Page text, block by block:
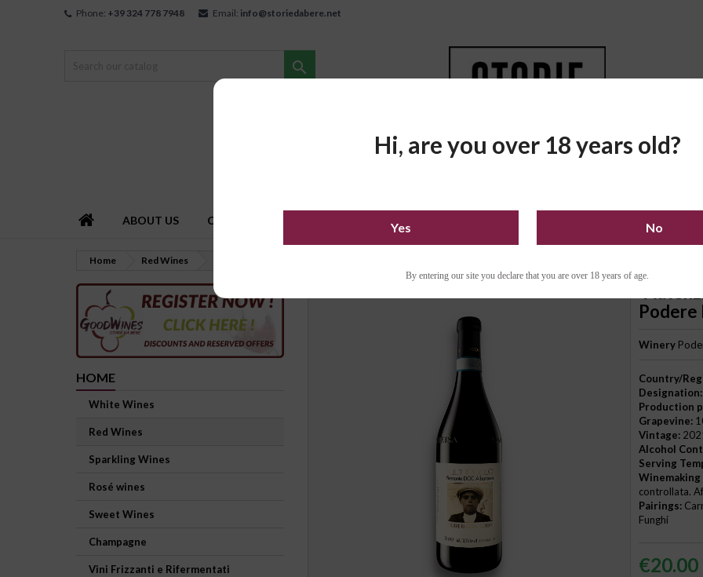
Hi, are you over 18 years old?
Yes No
By entering our site you declare that you are over 18 years of age.
Phone: +39 324 778 7948 Email: info@storiedabere.net

ABOUT US CONTACT US
Home Red Wines
HOME
White Wines
Red Wines
Sparkling Wines
Rosé wines
Sweet Wines
Champagne
Vini Frizzanti e Rifermentati
Podere
Winery
Country/
Designation:
Production
Grapevine:
Vintage:
Alcohol
Serving
controllata.
Pairings:
Funghi
€20.00